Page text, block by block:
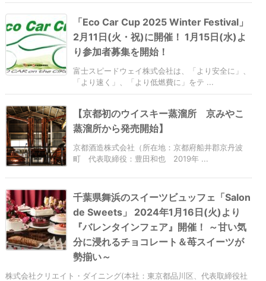
「Eco Car Cup 2025 Winter Festival」
2月11日(火・祝)に開催！ 1月15日(水)よ
り参加者募集を開始！
富士スピードウェイ株式会社は、「より安全に」、
「より速く」、「より低燃費に」をテ ...
【京都初のウイスキー蒸溜所 京みやこ
蒸溜所から発売開始】
京都酒造株式会社（所在地：京都府船井郡京丹波
町 代表取締役：豊田和也 2019年 ...
千葉県舞浜のスイーツビュッフェ「Salon
de Sweets」 2024年1月16日(火)より
『バレンタインフェア』開催！ ～甘い気
分に浸れるチョコレート＆苺スイーツが
勢揃い～
株式会社クリエイト・ダイニング(本社：東京都品川区、代表取締役社